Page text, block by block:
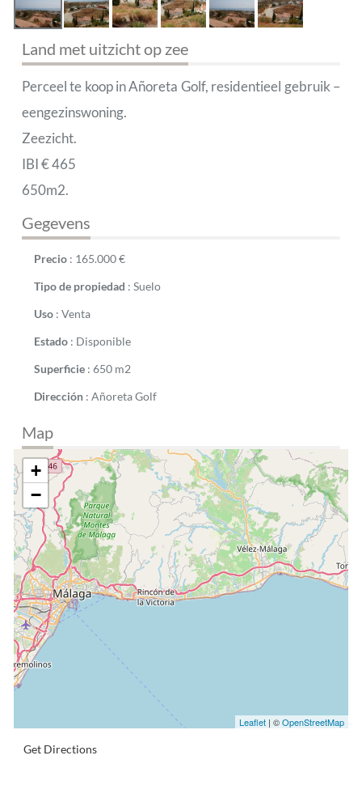
Land met uitzicht op zee
Perceel te koop in Añoreta Golf, residentieel gebruik –
eengezinswoning.
Zeezicht.
IBI € 465
650m2.
Gegevens
Precio : 165.000€
Tipo de propiedad : Suelo
Uso : Venta
Estado : Disponible
Superficie : 650 m2
Dirección : Añoreta Golf
Map
+
−
Leaflet | ©OpenStreetMap
Get Directions